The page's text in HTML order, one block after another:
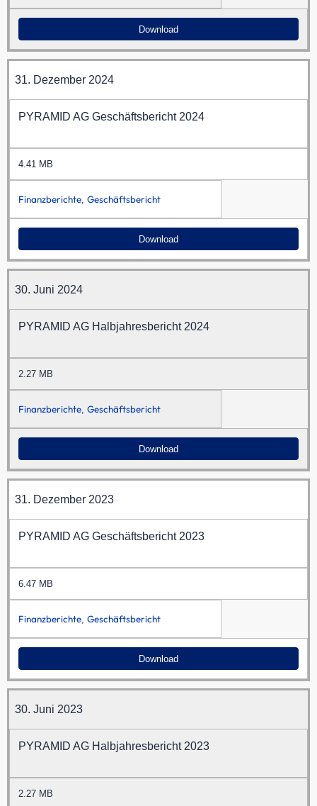
Download
31. Dezember 2024
PYRAMID AG Geschäftsbericht 2024
4.41 MB
Finanzberichte, Geschäftsbericht
Download
30. Juni 2024
PYRAMID AG Halbjahresbericht 2024
2.27 MB
Finanzberichte, Geschäftsbericht
Download
31. Dezember 2023
PYRAMID AG Geschäftsbericht 2023
6.47 MB
Finanzberichte, Geschäftsbericht
Download
30. Juni 2023
PYRAMID AG Halbjahresbericht 2023
2.27 MB